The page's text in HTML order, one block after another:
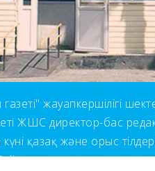
жауапкершілігі
ЖШС директор-бас
қазақ және орыс
материалдарын қолдану